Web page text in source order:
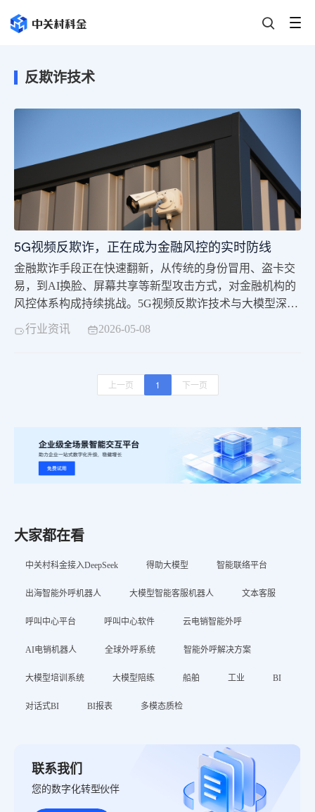
反欺诈技术
5G视频反欺诈，正在成为金融风控的实时防线
金融欺诈手段正在快速翻新，从传统的身份冒用、盗卡交
易，到AI换脸、屏幕共享等新型攻击方式，对金融机构的
风控体系构成持续挑战。5G视频反欺诈技术与大模型深度
融合，通过视频交互方式在金融业务各环节中构建起识
别、预警、拦截一体化的防控体系。金融机构服务人员与
息、业务背景及行为特征进行实时核验，并对双方业务办
理过程进行全程视频记录与备份留存。5G视频反欺诈技
行业资讯 2026-05-08
上一页 1 下一页
大家都在看
中关村科金接入DeepSeek 得助大模型 智能联络平台
出海智能外呼机器人​ 大模型智能客服机器人 文本客服
呼叫中心平台 呼叫中心软件 云电销智能外呼
AI电销机器人 全球外呼系统 智能外呼解决方案
大模型培训系统 大模型陪练 船舶 工业 BI
对话式BI BI报表 多模态质检
联系我们
您的数字化转型伙伴